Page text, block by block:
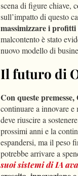
scena di figure chiave, c
sull’impatto di questo
massimizzare i
malcontento è stato
nuovo modello di
Il futuro di
Con queste
continuare a innovare e
deve riuscire a sostenere
prossimi anni e la
espandersi, ma il peso
potrebbe arrivare a
suoi sistemi di IA